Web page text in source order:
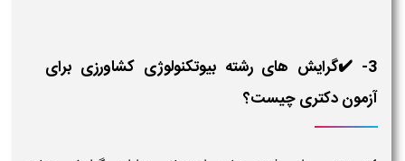
3- ✔️گرایش های رشته بیوتکنولوژی کشاورزی برای
آزمون دکتری چیست؟